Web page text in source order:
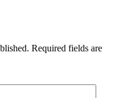
Required fields are